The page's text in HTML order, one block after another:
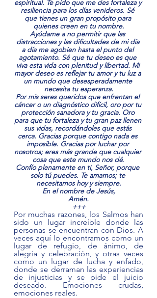
espiritual. Te pido que me des fortaleza y
resiliencia para los días venideros. Sé
que tienes un gran propósito para
quienes creen en tu nombre.
Ayúdame a no permitir que las
distracciones y las dificultades de mi día
a día me agobien hasta el punto del
agotamiento. Sé que tu deseo es que
viva esta vida con plenitud y libertad. Mi
mayor deseo es reflejar tu amor y tu luz a
un mundo que desesperadamente
necesita tu esperanza.
Por mis seres queridos que enfrentan el
cáncer o un diagnóstico difícil, oro por tu
protección sanadora y tu gracia. Oro
para que tu fortaleza y tu gran paz llenen
sus vidas, recordándoles que estás
cerca. Gracias porque contigo nada es
imposible. Gracias por luchar por
nosotros; eres más grande que cualquier
cosa que este mundo nos dé.
Confío plenamente en ti, Señor, porque
solo tú puedes. Te amamos; te
necesitamos hoy y siempre.
En el nombre de Jesús,
Amén.
+++
Por muchas razones, los Salmos han
sido un lugar increíble donde las
personas se encuentran con Dios. A
veces aquí lo encontramos como un
lugar de refugio, de ánimo, de
alegría y celebración, y otras veces
como un lugar de lucha y enfado,
donde se derraman las experiencias
de injusticias y se pide el juicio
deseado. Emociones crudas,
emociones reales.